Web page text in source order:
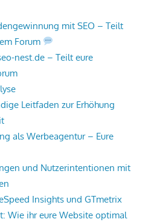
mit SEO – Teilt
Forum
nest.de – Teilt eure
Leitfaden zur Erhöhung
als Werbeagentur – Eure
und Nutzerintentionen mit
Insights und GTmetrix
Wie ihr eure Website optimal